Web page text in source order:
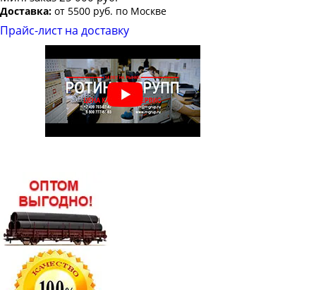
Полоса горячекатаная 40х10
Полоса горячекатаная 40х12
Полоса горячекатаная 40х20
Полоса горячекатаная 50х3
Полоса горячекатаная 50х4
Полоса горячекатаная 50х5
Полоса горячекатаная 50х10
Полоса горячекатаная 50х12
Полоса горячекатаная 50х16
Полоса горячекатаная 50х30
Полоса горячекатаная 60х3
Доставка: от 5500 руб. по Москве
Прайс-лист на доставку